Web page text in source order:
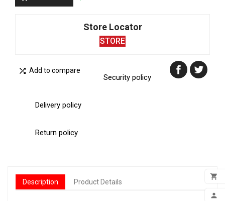


Store Locator
STORE
 Add to compare
Security policy
Delivery policy
Return policy
Description Product Details